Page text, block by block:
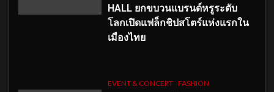
HALL ยกขบวนแบรนด์หรูระดับ
โลกเปิดแฟล็กชิปสโตร์แห่งแรกใน
เมืองไทย
EVENT & CONCERT FASHION